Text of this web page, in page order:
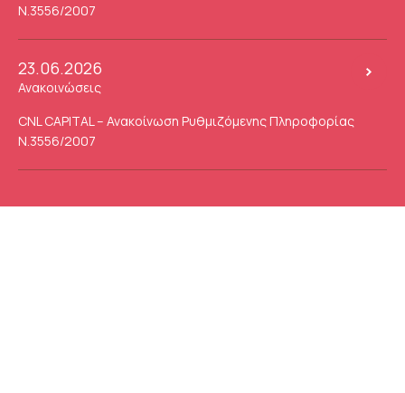
Ν.3556/2007
23.06.2026
Ανακοινώσεις
CNL CAPITAL – Ανακοίνωση Ρυθμιζόμενης Πληροφορίας
Ν.3556/2007